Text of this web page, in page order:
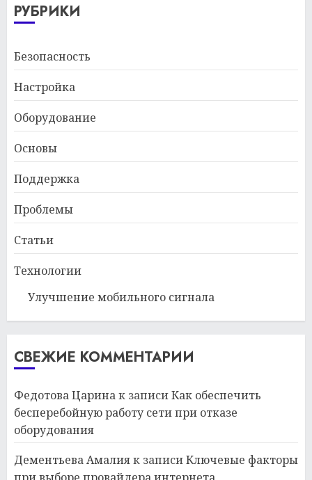
РУБРИКИ
Безопасность
Настройка
Оборудование
Основы
Поддержка
Проблемы
Статьи
Технологии
Улучшение мобильного сигнала
СВЕЖИЕ КОММЕНТАРИИ
Федотова Царинак записиКак обеспечить
бесперебойную работу сети при отказе
оборудования
Дементьева Амалияк записиКлючевые факторы